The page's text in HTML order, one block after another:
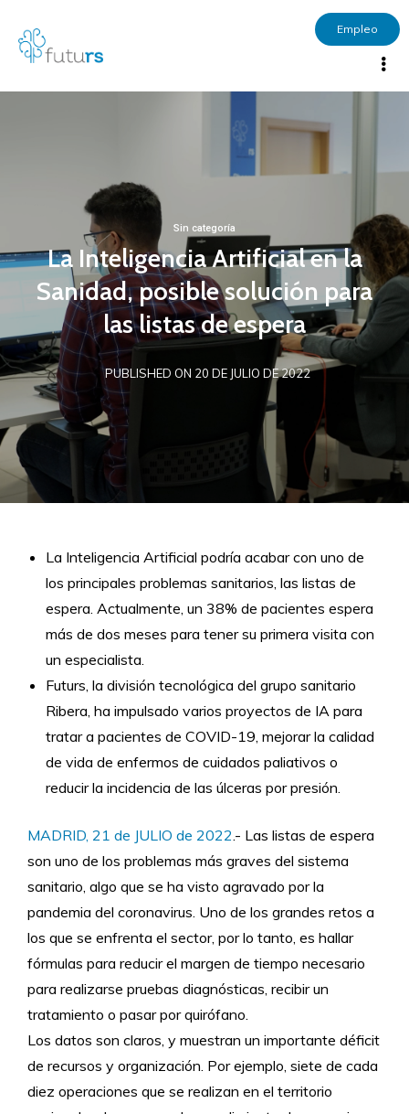
Empleo
Sin categoría
La Inteligencia Artificial en la
Sanidad, posible solución para
las listas de espera
PUBLISHED ON 20 DE JULIO DE 2022
La Inteligencia Artificial podría acabar con uno de
los principales problemas sanitarios, las listas de
espera. Actualmente, un 38% de pacientes espera
más de dos meses para tener su primera visita con
un especialista.
Futurs, la división tecnológica del grupo sanitario
Ribera, ha impulsado varios proyectos de IA para
tratar a pacientes de COVID-19, mejorar la calidad
de vida de enfermos de cuidados paliativos o
reducir la incidencia de las úlceras por presión.
MADRID, 21 de JULIO de 2022.- Las listas de espera
son uno de los problemas más graves del sistema
sanitario, algo que se ha visto agravado por la
pandemia del coronavirus. Uno de los grandes retos a
los que se enfrenta el sector, por lo tanto, es hallar
fórmulas para reducir el margen de tiempo necesario
para realizarse pruebas diagnósticas, recibir un
tratamiento o pasar por quirófano.
Los datos son claros, y muestran un importante déficit
de recursos y organización. Por ejemplo, siete de cada
diez operaciones que se realizan en el territorio